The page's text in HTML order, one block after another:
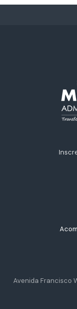
Avenida Francisco